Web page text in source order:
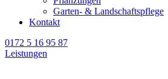
Garten- & Landschaftspflege
Kontakt
0172 5 16 95 87
Leistungen